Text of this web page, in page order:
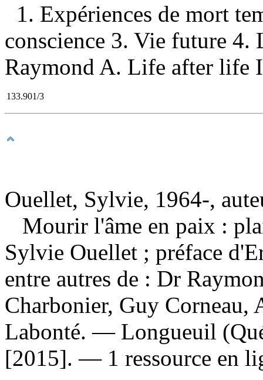
1. Expériences de mort
conscience 3. Vie future
Raymond A. Life after life
133.901/3
Ouellet, Sylvie, 1964-,
Mourir l'âme en paix :
Sylvie Ouellet ; préface
entre autres de : Dr
Charbonier, Guy Corneau,
Labonté. — Longueuil
[2015]. — 1 ressource en